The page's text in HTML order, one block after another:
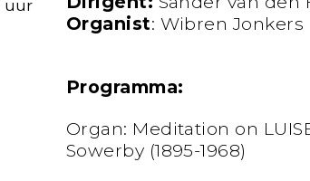
uur
Organist: Wibren Jonkers
Programma:
Organ: Meditation on
Sowerby (1895-1968)